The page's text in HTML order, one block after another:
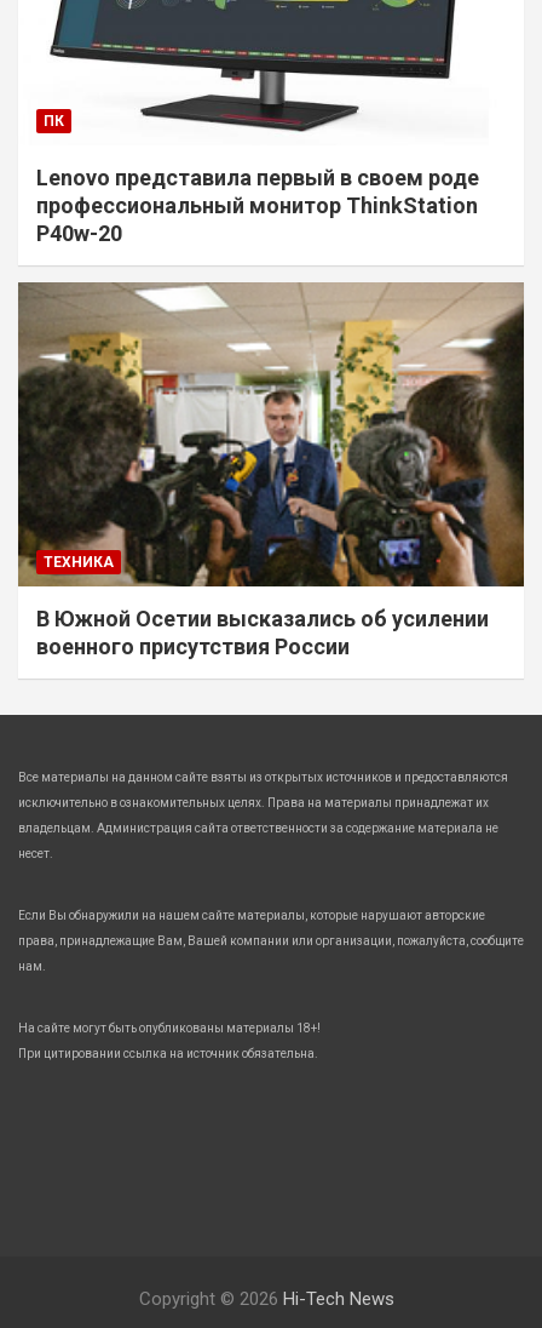
ПК
Lenovo представила первый в своем роде
профессиональный монитор ThinkStation
P40w-20
ТЕХНИКА
В Южной Осетии высказались об усилении
военного присутствия России
Все материалы на данном сайте взяты из открытых источников и предоставляются
исключительно в ознакомительных целях. Права на материалы принадлежат их
владельцам. Администрация сайта ответственности за содержание материала не
несет.
Если Вы обнаружили на нашем сайте материалы, которые нарушают авторские
права, принадлежащие Вам, Вашей компании или организации, пожалуйста, сообщите
нам.
На сайте могут быть опубликованы материалы 18+!
При цитировании ссылка на источник обязательна.
Copyright © 2026 Hi-Tech News